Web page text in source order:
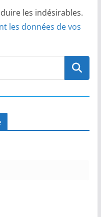
les indésirables.
les données de vos